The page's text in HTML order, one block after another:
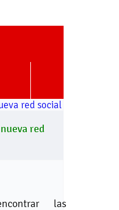
red
las